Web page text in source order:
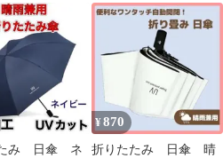
傘 晴雨兼用
み 日傘 ネ
¥870
折りたたみ 日傘 晴